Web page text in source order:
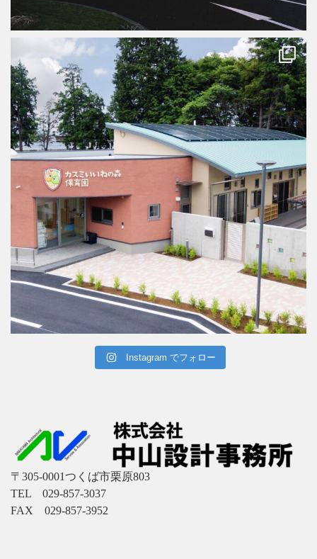
Instagram でフォロー
〒305-0001つくば市栗原803
TEL 029-857-3037
FAX 029-857-3952